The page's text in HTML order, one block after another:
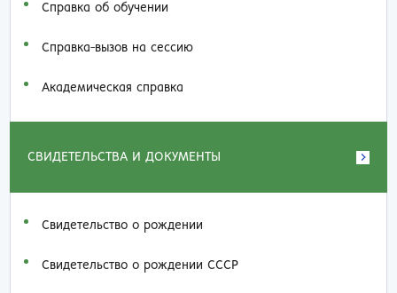
Справка об обучении
Справка-вызов на сессию
Академическая справка
СВИДЕТЕЛЬСТВА И ДОКУМЕНТЫ
Свидетельство о рождении
Свидетельство о рождении СССР